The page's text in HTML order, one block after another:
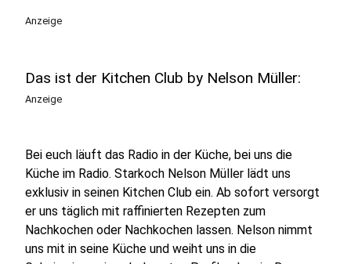
Anzeige
Das ist der Kitchen Club by Nelson Müller:
Anzeige
Bei euch läuft das Radio in der Küche, bei uns die
Küche im Radio. Starkoch Nelson Müller lädt uns
exklusiv in seinen Kitchen Club ein. Ab sofort versorgt
er uns täglich mit raffinierten Rezepten zum
Nachkochen oder Nachkochen lassen. Nelson nimmt
uns mit in seine Küche und weiht uns in die